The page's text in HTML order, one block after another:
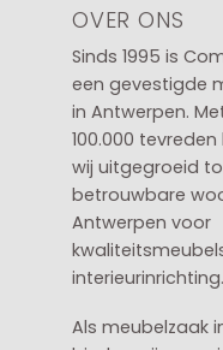
OVER ONS
Sinds 1995 is
een gevestigde
in Antwerpen.
100.000 tevreden
wij uitgegroeid
betrouwbare
Antwerpen voor
interieurinrichting.
Als meubelzaak